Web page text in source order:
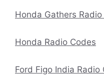
Honda Gathers Radio
Honda Radio Codes
Ford Figo India Radio